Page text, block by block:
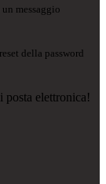
messaggio
della password
posta elettronica!